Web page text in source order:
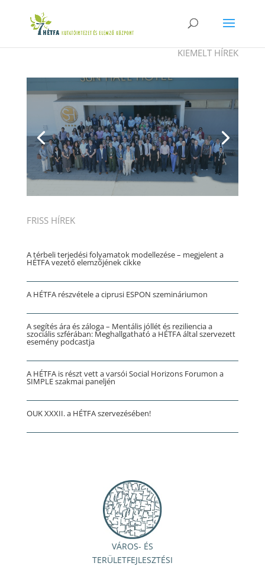
KIEMELT HÍREK
A HÉTFA részvétele a ciprusi ESPON
FRISS HÍREK
A térbeli terjedési folyamatok modellezése – megjelent a
HÉTFA vezető elemzőjének cikke
A HÉTFA részvétele a ciprusi ESPON szemináriumon
A segítés ára és záloga – Mentális jóllét és reziliencia a
szociális szférában: Meghallgatható a HÉTFA által szervezett
esemény podcastja
A HÉTFA is részt vett a varsói Social Horizons Forumon a
SIMPLE szakmai paneljén
OUK XXXII. a HÉTFA szervezésében!
VÁROS- ÉS
TERÜLETFEJLESZTÉSI